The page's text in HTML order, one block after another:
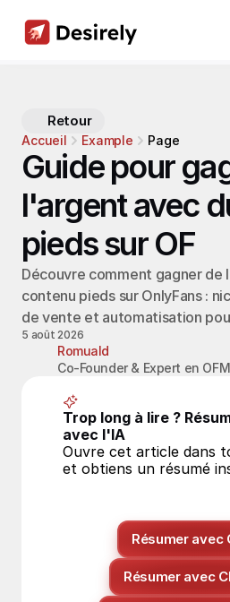
Retour
Accueil
Example Page
Guide pour
l'argent avec
pieds sur OF
Découvre comment gagner de
contenu pieds sur OnlyFans :
de vente et automatisation
5 août 2026
Romuald
Co-Founder & Expert en OFM
Trop long à lire ?
avec l'IA
Ouvre cet article dans
et obtiens un résumé
Résumer avec
Résumer avec